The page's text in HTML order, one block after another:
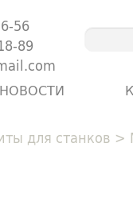
56
89
НОВОСТИ
для станков >